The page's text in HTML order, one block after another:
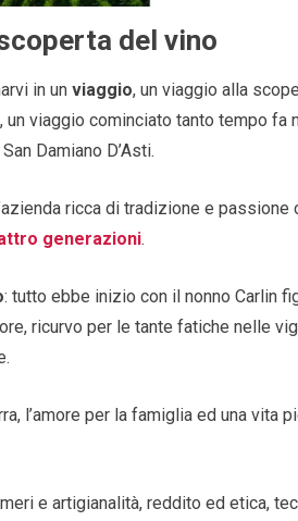
del vino
in un viaggio, un viaggio alla
un viaggio cominciato tanto tempo fa
Damiano D’Asti.
ricca di tradizione e passione
generazioni.
: tutto ebbe inizio con il nonno Carlin
ricurvo per le tante fatiche nelle
l’amore per la famiglia ed una vita
e artigianalità, reddito ed etica,